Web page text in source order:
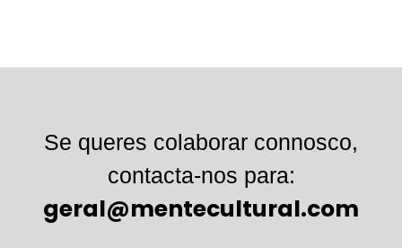
Se queres colaborar connosco,
contacta-nos para:
geral@mentecultural.com